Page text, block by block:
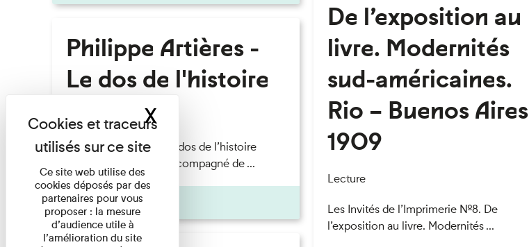
Philippe Artières -
Le dos de l'histoire
Lecture
Philippe Artières — Le dos de l’histoire
Lecture par l’auteur accompagné de ...
Pages
De l’exposition au
livre. Modernités
sud-américaines.
Rio – Buenos Aires
1909
Lecture
Les Invités de l’Imprimerie n°8. De
l’exposition au livre. Modernités ...
Ce site web utilise des
cookies déposés par des
partenaires pour vous
proposer : la mesure
d’audience utile à
l’amélioration du site
XMasquer le bandeau des cookies